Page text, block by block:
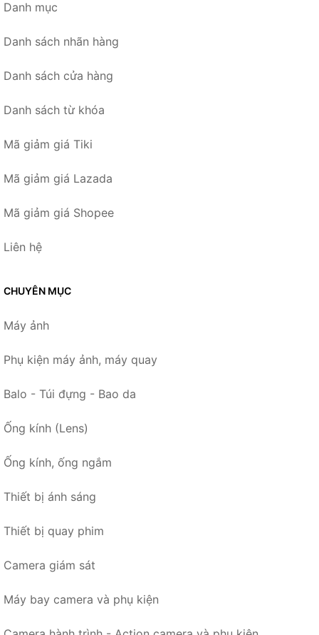
Danh mục
Danh sách nhãn hàng
Danh sách cửa hàng
Danh sách từ khóa
Mã giảm giá Tiki
Mã giảm giá Lazada
Mã giảm giá Shopee
Liên hệ
CHUYÊN MỤC
Máy ảnh
Phụ kiện máy ảnh, máy quay
Balo - Túi đựng - Bao da
Ống kính (Lens)
Ống kính, ống ngắm
Thiết bị ánh sáng
Thiết bị quay phim
Camera giám sát
Máy bay camera và phụ kiện